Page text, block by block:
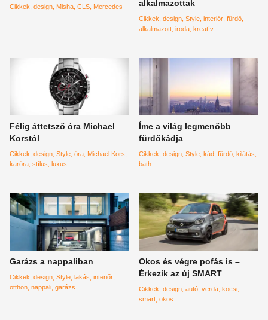
Cikkek design Misha CLS Mercedes
alkalmazottak
Cikkek design Style interiőr fürdő
alkalmazott iroda kreatív
Félig áttetsző óra Michael
Korstól
Cikkek design Style óra Michael Kors
karóra stílus luxus
Íme a világ legmenőbb
fürdőkádja
Cikkek design Style kád fürdő kilátás
bath
Garázs a nappaliban
Cikkek design Style lakás interiőr
otthon nappali garázs
Okos és végre pofás is –
Érkezik az új SMART
Cikkek design autó verda kocsi
smart okos